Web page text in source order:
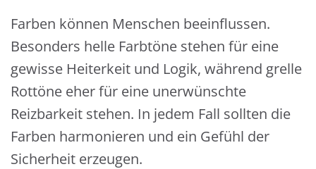
Farben können Menschen beeinflussen.
Besonders helle Farbtöne stehen für eine
gewisse Heiterkeit und Logik, während grelle
Rottöne eher für eine unerwünschte
Reizbarkeit stehen. In jedem Fall sollten die
Farben harmonieren und ein Gefühl der
Sicherheit erzeugen.